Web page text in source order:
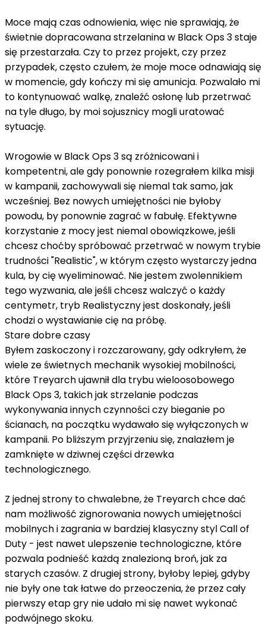
Moce mają czas odnowienia, więc nie sprawiają, że
świetnie dopracowana strzelanina w Black Ops 3 staje
się przestarzała. Czy to przez projekt, czy przez
przypadek, często czułem, że moje moce odnawiają się
w momencie, gdy kończy mi się amunicja. Pozwalało mi
to kontynuować walkę, znaleźć osłonę lub przetrwać
na tyle długo, by moi sojusznicy mogli uratować
sytuację.
Wrogowie w Black Ops 3 są zróżnicowani i
kompetentni, ale gdy ponownie rozegrałem kilka misji
w kampanii, zachowywali się niemal tak samo, jak
wcześniej. Bez nowych umiejętności nie byłoby
powodu, by ponownie zagrać w fabułę. Efektywne
korzystanie z mocy jest niemal obowiązkowe, jeśli
chcesz choćby spróbować przetrwać w nowym trybie
trudności "Realistic", w którym często wystarczy jedna
kula, by cię wyeliminować. Nie jestem zwolennikiem
tego wyzwania, ale jeśli chcesz walczyć o każdy
centymetr, tryb Realistyczny jest doskonały, jeśli
chodzi o wystawianie cię na próbę.
Stare dobre czasy
Byłem zaskoczony i rozczarowany, gdy odkryłem, że
wiele ze świetnych mechanik wysokiej mobilności,
które Treyarch ujawnił dla trybu wieloosobowego
Black Ops 3, takich jak strzelanie podczas
wykonywania innych czynności czy bieganie po
ścianach, na początku wydawało się wyłączonych w
kampanii. Po bliższym przyjrzeniu się, znalazłem je
zamknięte w dziwnej części drzewka
technologicznego.
Z jednej strony to chwalebne, że Treyarch chce dać
nam możliwość zignorowania nowych umiejętności
mobilnych i zagrania w bardziej klasyczny styl Call of
Duty - jest nawet ulepszenie technologiczne, które
pozwala podnieść każdą znalezioną broń, jak za
starych czasów. Z drugiej strony, byłoby lepiej, gdyby
nie były one tak łatwe do przeoczenia, że przez cały
pierwszy etap gry nie udało mi się nawet wykonać
podwójnego skoku.